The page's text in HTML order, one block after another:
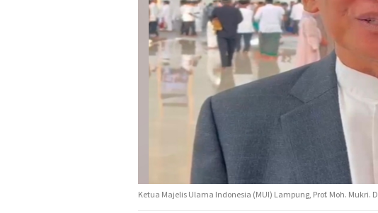
Ketua Majelis Ulama Indonesia (MUI) Lampung, Prof. Moh. Mukri.